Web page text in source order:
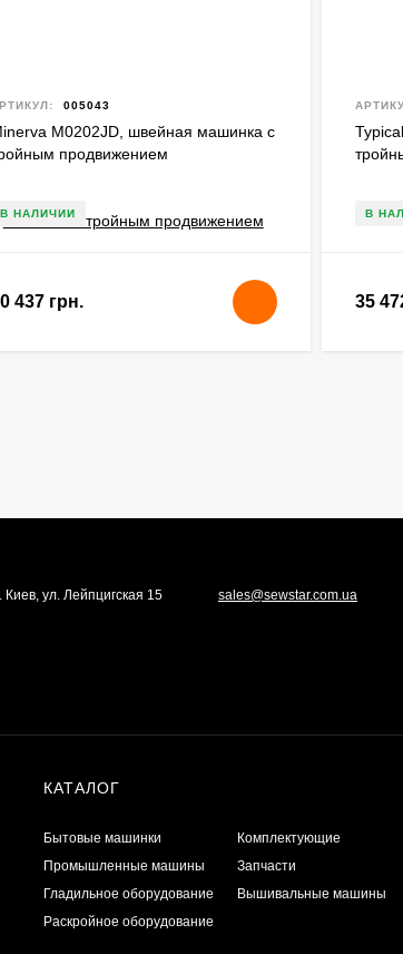
005043
M0202JD, швейная машинка с
продвижением
В НАЛИЧИИ
437 грн.
В
35
Киев, ул. Лейпцигская 15 sales@sewstar.com.ua
КАТАЛОГ
Бытовые машинки
Промышленные машины
Гладильное оборудование
Раскройное оборудование
Комплектующие
Запчасти
Вышивальные машины